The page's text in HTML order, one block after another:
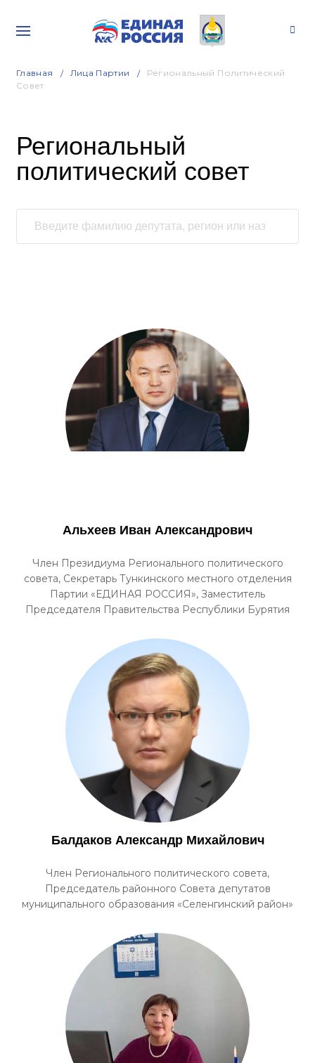
Главная Лица Партии
Региональный Политический
Совет
Региональный
политический совет
Альхеев Иван Александрович
Член Президиума Регионального политического
совета, Секретарь Тункинского местного отделения
Партии «ЕДИНАЯ РОССИЯ», Заместитель
Председателя Правительства Республики Бурятия
Балдаков Александр Михайлович
Член Регионального политического совета,
Председатель районного Совета депутатов
муниципального образования «Селенгинский район»